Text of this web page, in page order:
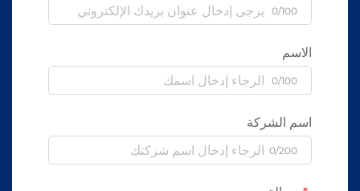
0/100
الاسم
0/100
اسم الشركة
0/200